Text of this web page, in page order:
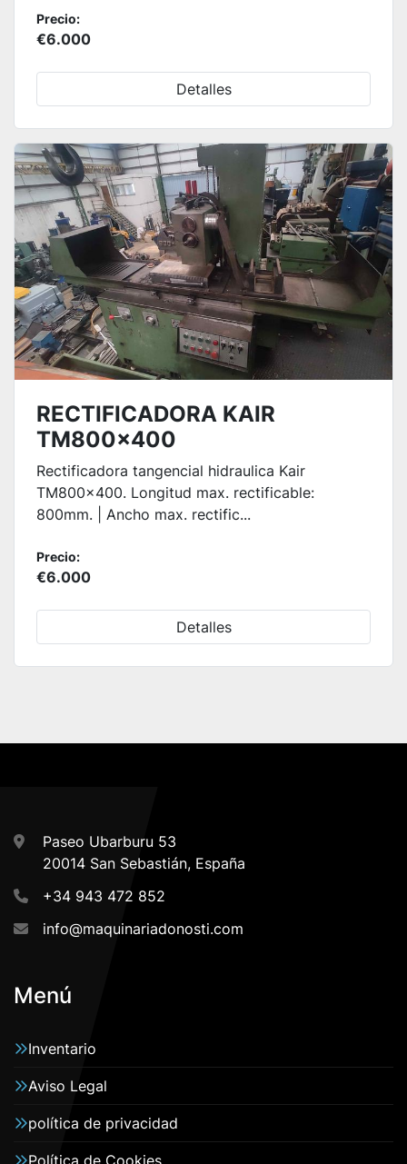
Precio:
€6.000
Detalles
RECTIFICADORA KAIR
TM800x400
Rectificadora tangencial hidraulica Kair
TM800x400. Longitud max. rectificable:
800mm. | Ancho max. rectific...
Precio:
€6.000
Detalles
Paseo Ubarburu 53
20014 San Sebastián, España
+34 943 472 852
info@maquinariadonosti.com
Menú
Inventario
Aviso Legal
política de privacidad